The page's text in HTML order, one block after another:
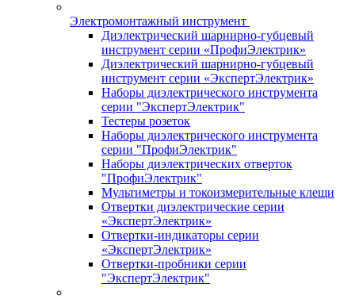
Электромонтажный инструмент
Диэлектрический шарнирно-губцевый
инструмент серии «ПрофиЭлектрик»
Диэлектрический шарнирно-губцевый
инструмент серии «ЭкспертЭлектрик»
Наборы диэлектрического инструмента
серии "ЭкспертЭлектрик"
Тестеры розеток
Наборы диэлектрического инструмента
серии "ПрофиЭлектрик"
Наборы диэлектрических отверток
"ПрофиЭлектрик"
Мультиметры и токоизмерительные клещи
Отвертки диэлектрические серии
«ЭкспертЭлектрик»
Отвертки-индикаторы серии
«ЭкспертЭлектрик»
Отвертки-пробники серии
"ЭкспертЭлектрик"